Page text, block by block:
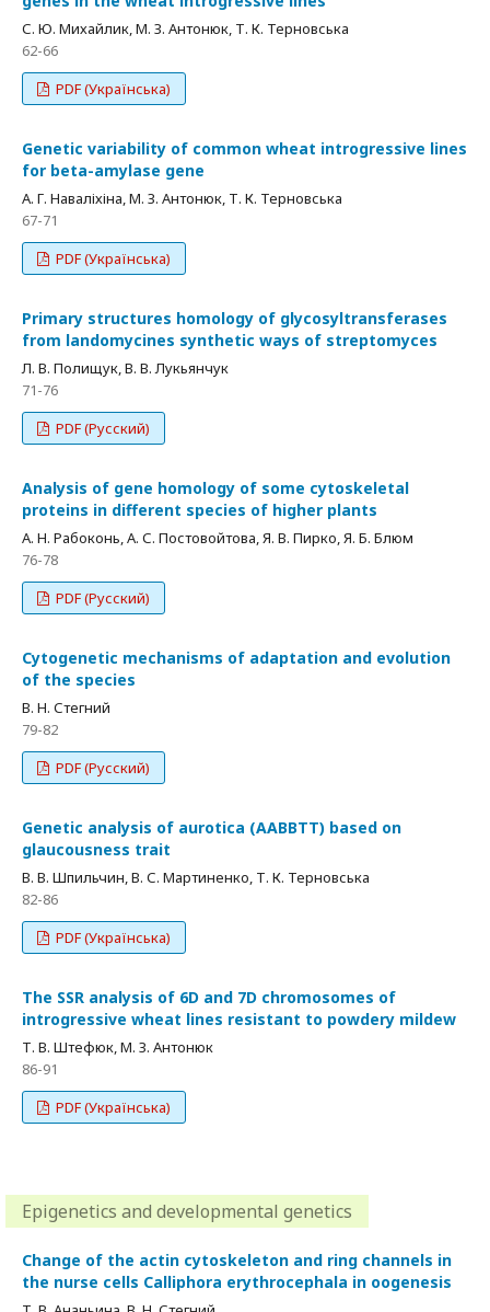
С. Ю. Михайлик, М. З. Антонюк, Т. К. Терновська
62-66
PDF (Українська)
Genetic variability of common wheat introgressive lines
for beta-amylase gene
А. Г. Наваліхіна, М. З. Антонюк, Т. К. Терновська
67-71
PDF (Українська)
Primary structures homology of glycosyltransferases
from landomycines synthetic ways of streptomyces
Л. В. Полищук, В. В. Лукьянчук
71-76
PDF (Русский)
Analysis of gene homology of some cytoskeletal
proteins in different species of higher plants
А. Н. Рабоконь, А. С. Постовойтова, Я. В. Пирко, Я. Б. Блюм
76-78
PDF (Русский)
Cytogenetic mechanisms of adaptation and evolution
of the species
В. Н. Стегний
79-82
PDF (Русский)
Genetic analysis of aurotica (ААВВТТ) based on
glaucousness trait
В. В. Шпильчин, В. С. Мартиненко, Т. К. Терновська
82-86
PDF (Українська)
The SSR analysis of 6D and 7D chromosomes of
introgressive wheat lines resistant to powdery mildew
Т. В. Штефюк, М. З. Антонюк
86-91
PDF (Українська)
Epigenetics and developmental genetics
Change of the actin cytoskeleton and ring channels in
the nurse cells Calliphora erythrocephala in oogenesis